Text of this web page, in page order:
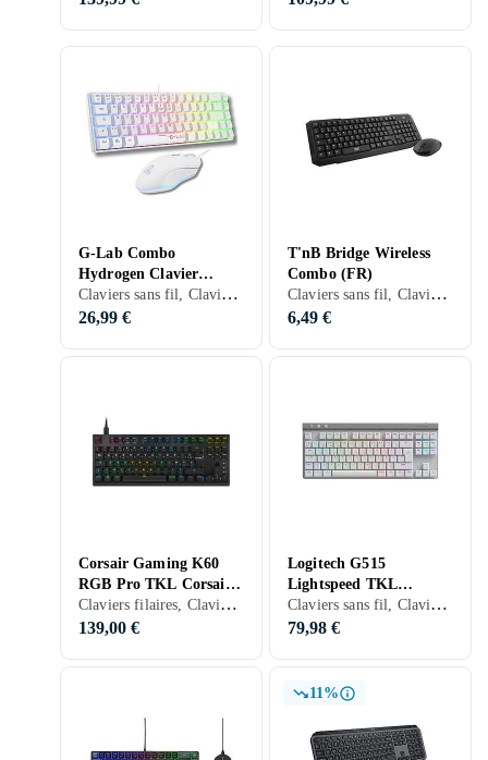
G-Lab Combo
Hydrogen Clavier
Mécanique (FR)
Claviers sans fil, Claviers filaires, Claviers gaming, Claviers mécaniques, Packs clavier et souris, Membran, Français, PC, PS4
26,99 €
T'nB Bridge Wireless
Combo (FR)
Claviers sans fil, Claviers filaires, Packs clavier et souris, Membran, Français, PC, Mac, Standard
6,49 €
Corsair Gaming K60
RGB Pro TKL Corsair
OPX (FR)
Claviers filaires, Claviers gaming, Claviers mécaniques, Packs clavier et souris, Opto-mécanique, Français, TKL (tenkeyless/kompakt)
139,00 €
Logitech G515
Lightspeed TKL
(Nordic)
Claviers sans fil, Claviers filaires, Claviers gaming, Claviers mécaniques, Packs clavier et souris, Mécanique, Logitech GL Tactile, Anglais, PC, TKL (tenkeyless/kompakt)
79,98 €
11%